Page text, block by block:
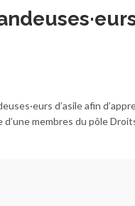
d’asile afin
membres du pôle